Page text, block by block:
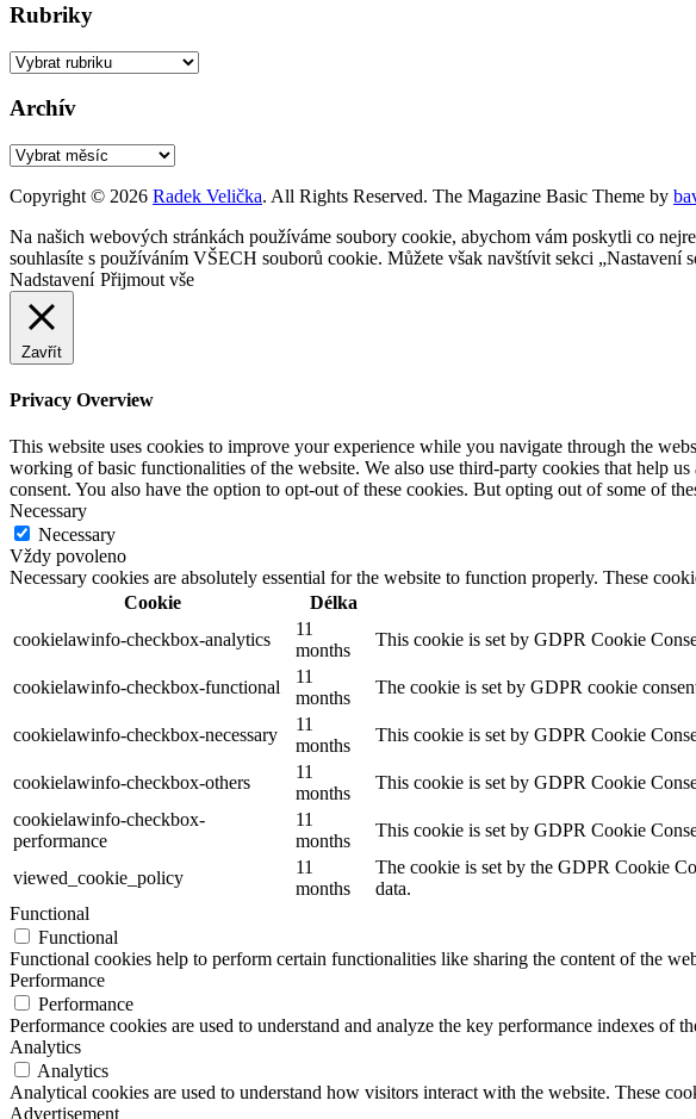
Rubriky
Rubriky
Archív
Archív
Copyright © 2026 Radek Velička. All Rights Reserved. The Magazine Basic Theme by
Na našich webových stránkách používáme soubory cookie, abychom vám poskytli co
souhlasíte s používáním VŠECH souborů cookie. Můžete však navštívit sekci „Nastavení
Nadstavení Přijmout vše
Zavřít
Privacy Overview
This website uses cookies to improve your experience while you navigate through the
working of basic functionalities of the website. We also use third-party cookies that help
consent. You also have the option to opt-out of these cookies. But opting out of some of
Necessary
Necessary
Vždy povoleno
Necessary cookies are absolutely essential for the website to function properly. These
Cookie
Délka
cookielawinfo-checkbox-analytics
11
months
This cookie is set by GDPR Cookie
cookielawinfo-checkbox-functional
11
months
The cookie is set by GDPR cookie
cookielawinfo-checkbox-necessary
11
months
This cookie is set by GDPR Cookie
cookielawinfo-checkbox-others
11
months
This cookie is set by GDPR Cookie
cookielawinfo-checkbox-
performance
11
months
This cookie is set by GDPR Cookie
viewed_cookie_policy
11
months
The cookie is set by the GDPR Cookie
data.
Functional
Functional
Functional cookies help to perform certain functionalities like sharing the content of the
Performance
Performance
Performance cookies are used to understand and analyze the key performance indexes
Analytics
Analytics
Analytical cookies are used to understand how visitors interact with the website. These
Advertisement